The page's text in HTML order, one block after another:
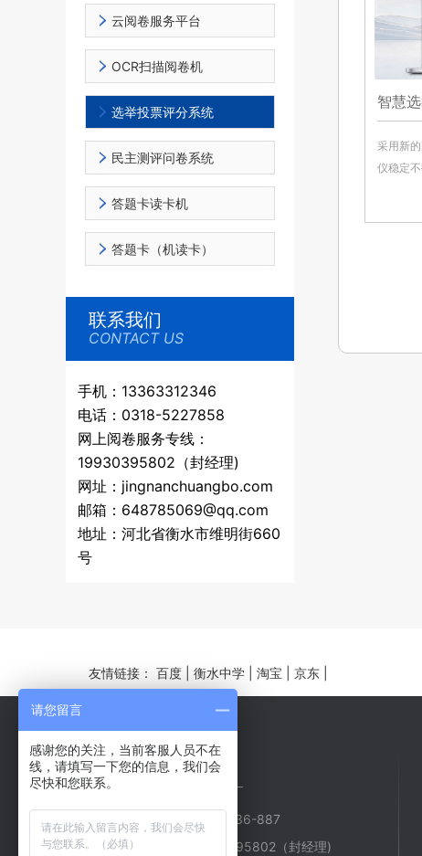
云阅卷服务平台
OCR扫描阅卷机
选举投票评分系统
民主测评问卷系统
答题卡读卡机
答题卡（机读卡）
联系我们
CONTACT US
手机：13363312346
电话：0318-5227858
网上阅卷服务专线：
19930395802（封经理)
网址：jingnanchuangbo.com
邮箱：648785069@qq.com
地址：河北省衡水市维明街660
号
智慧
采用新
仪稳定
友情链接： 百度 衡水中学 淘宝 京东
服务热线
服务电话：4008-636-887
阅卷专线：19930395802（封经理)
请您留言
感谢您的关注，当前客服人员不在
线，请填写一下您的信息，我们会
尽快和您联系。